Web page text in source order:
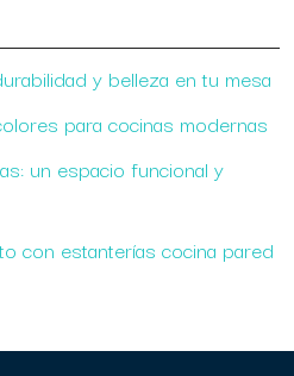
y belleza en tu mesa
para cocinas modernas
un espacio funcional y
con estanterías cocina pared